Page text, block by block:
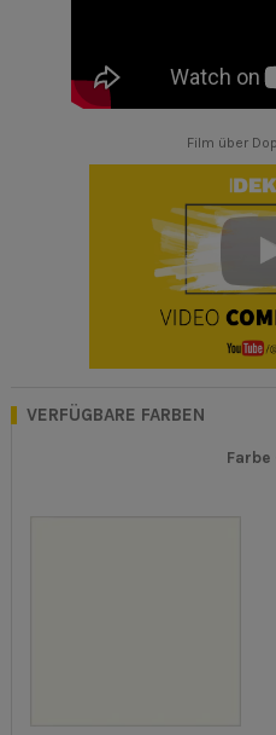
Film über
VERFÜGBARE FARBEN
Farbe